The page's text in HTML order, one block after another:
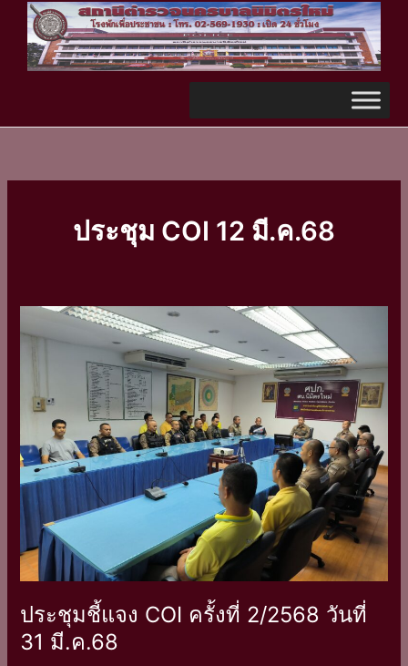
content
ประชุม COI 12 มี.ค.68
ประชุมชี้แจง COI ครั้งที่ 2/2568 วันที่
31 มี.ค.68
ประชุม
ชี้แจง
2/2568
วัน
ที่
31
มี.ค.68
TikTok